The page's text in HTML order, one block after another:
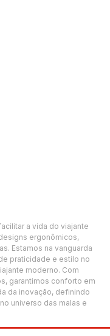
a vida do viajante
ergonômicos,
Estamos na vanguarda
praticidade e estilo no
moderno. Com
garantimos conforto em
da inovação, definindo
universo das malas e